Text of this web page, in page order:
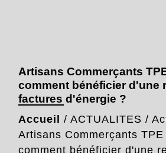
Artisans Commerçants
comment bénéficier d'une
factures d'énergie ?
Accueil / ACTUALITES /
Artisans Commerçants TPE
comment bénéficier d'une